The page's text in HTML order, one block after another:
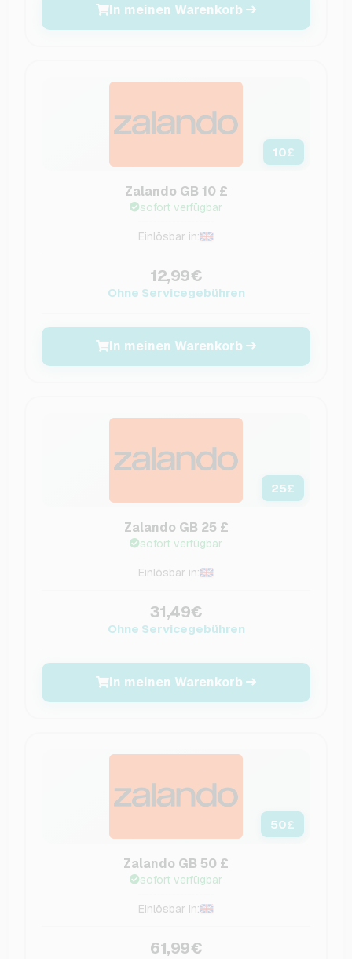
In meinen Warenkorb
10£
Zalando GB 10 £
sofort verfügbar
Einlösbar in:
12,99€
Ohne Servicegebühren
In meinen Warenkorb
25£
Zalando GB 25 £
sofort verfügbar
Einlösbar in:
31,49€
Ohne Servicegebühren
In meinen Warenkorb
50£
Zalando GB 50 £
sofort verfügbar
Einlösbar in:
61,99€